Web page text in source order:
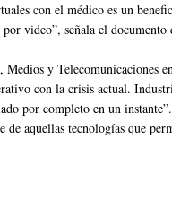
con el médico es un
video”, señala el documento
y Telecomunicaciones
con la crisis actual.
por completo en un
de aquellas tecnologías que